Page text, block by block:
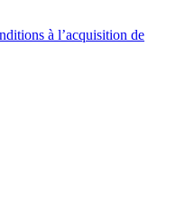
à l’acquisition de